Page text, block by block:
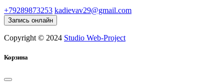
+79289873253 kadievav29@gmail.com
Запись онлайн
Copyright © 2024 Studio Web-Project
Корзина